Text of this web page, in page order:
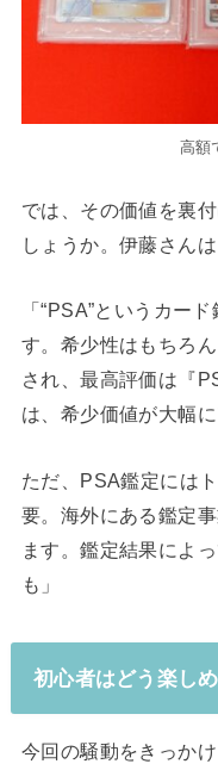
高額
では、その価値を裏
しょうか。伊藤さん
「“PSA”というカー
す。希少性はもちろ
され、最高評価は『
は、希少価値が大幅
ただ、PSA鑑定には
要。海外にある鑑定
ます。鑑定結果によ
も」
初心者はどう楽し
今回の騒動をきっか